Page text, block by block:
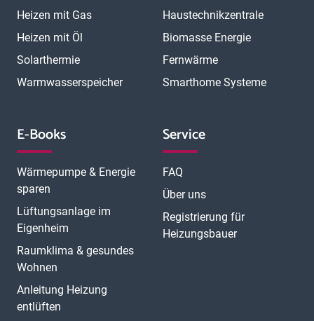
Heizen mit Gas
Heizen mit Öl
Solarthermie
Warmwasserspeicher
Haustechnikzentrale
Biomasse Energie
Fernwärme
Smarthome Systeme
E-Books
Wärmepumpe & Energie
sparen
Lüftungsanlage im
Eigenheim
Raumklima & gesundes
Wohnen
Anleitung Heizung
entlüften
Service
FAQ
Über uns
Registrierung für
Heizungsbauer